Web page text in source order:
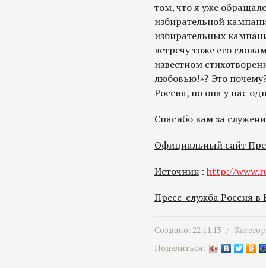
том, что я уже
избирательной
избирательных
встречу тоже его
известном
любовью!»? Это
Россия, но она у нас
Спасибо вам за
Официальный сайт
Источник: http://
Пресс-служба Россия в
Создано: 22.11.13 /
Поделиться: